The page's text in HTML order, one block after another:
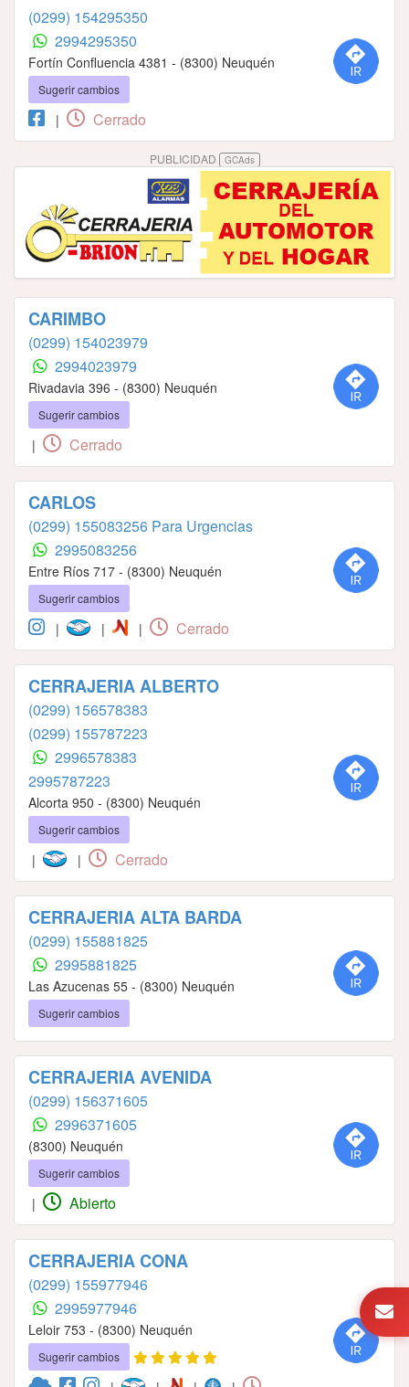
(0299) 154295350
2994295350
Fortín Confluencia 4381 - (8300) Neuquén
Sugerir cambios
| Cerrado
PUBLICIDAD GCAds
CARIMBO
(0299) 154023979
2994023979
Rivadavia 396 - (8300) Neuquén
Sugerir cambios
| Cerrado
CARLOS
(0299) 155083256 Para Urgencias
2995083256
Entre Ríos 717 - (8300) Neuquén
Sugerir cambios
| | | Cerrado
CERRAJERIA ALBERTO
(0299) 156578383
(0299) 155787223
2996578383
2995787223
Alcorta 950 - (8300) Neuquén
Sugerir cambios
| | Cerrado
CERRAJERIA ALTA BARDA
(0299) 155881825
2995881825
Las Azucenas 55 - (8300) Neuquén
Sugerir cambios
CERRAJERIA AVENIDA
(0299) 156371605
2996371605
(8300) Neuquén
Sugerir cambios
| Abierto
CERRAJERIA CONA
(0299) 155977946
2995977946
Leloir 753 - (8300) Neuquén
Sugerir cambios